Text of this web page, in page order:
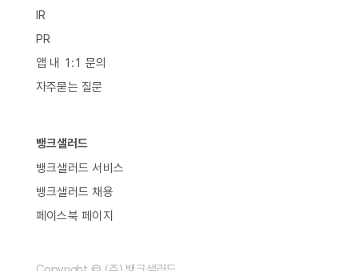
IR
PR
앱 내 1:1 문의
자주묻는 질문
뱅크샐러드
뱅크샐러드 서비스
뱅크샐러드 채용
페이스북 페이지